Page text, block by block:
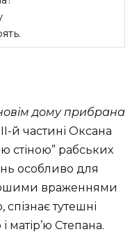
дому прибрана
й частині Оксана
стіною” рабських
особливо для
враженнями
тутешні
матір’ю Степана.